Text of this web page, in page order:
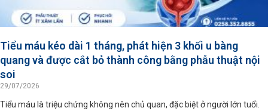
Tiểu máu kéo dài 1 tháng, phát hiện 3 khối u bàng
quang và được cắt bỏ thành công bằng phẫu thuật nội
soi
29/07/2026
Tiểu máu là triệu chứng không nên chủ quan, đặc biệt ở người lớn tuổi.